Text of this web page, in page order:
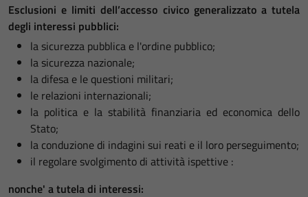
Esclusioni e limiti dell’accesso civico generalizzato a tutela
degli interessi pubblici:
la sicurezza pubblica e l'ordine pubblico;
la sicurezza nazionale;
la difesa e le questioni militari;
le relazioni internazionali;
la politica e la stabilità finanziaria ed economica dello
Stato;
la conduzione di indagini sui reati e il loro perseguimento;
il regolare svolgimento di attività ispettive :
nonche' a tutela di interessi: